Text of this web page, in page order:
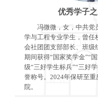
优秀学子
冯微微，女，中共党
学与工程专业学生，曾任
会社团团支部部长、班级
期间获得“国家奖学金”“
级“三好学生标兵”“三好
誉称号。2024年保研至
院。